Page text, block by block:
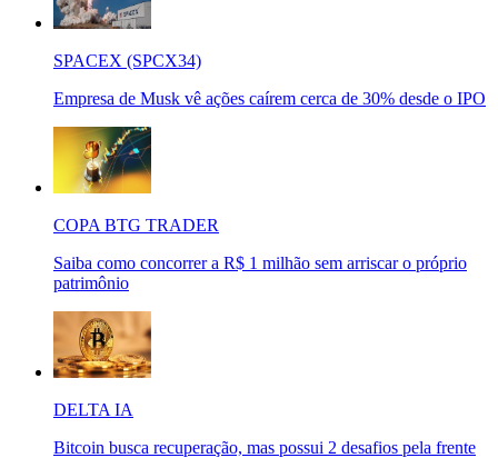
SPACEX (SPCX34)
Empresa de Musk vê ações caírem cerca de 30% desde o IPO
COPA BTG TRADER
Saiba como concorrer a R$ 1 milhão sem arriscar o próprio
patrimônio
DELTA IA
Bitcoin busca recuperação, mas possui 2 desafios pela frente